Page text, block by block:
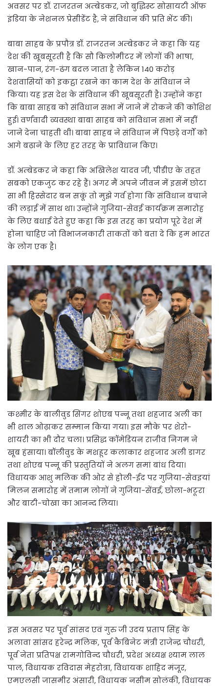
अवसर पर डॉ. राजरतन अम्बेडकर, जो बुद्धिस्ट सोसायटी ऑफ
इंडिया के नेशनल प्रेसीडेंट है, ने संविधान की प्रति भेंट की।
बाबा साहब के प्रपौत्र डॉ. राजरतन अम्बेडकर ने कहा कि यह
देश की खूबसूरती है कि सौ किलोमीटर में लोगों की भाषा,
खान-पान, रंग-ढंग बदल जाता है लेकिन 140 करोड़
देशवासियों को इकट्ठा रखने का काम देश के संविधान ने
किया। यह इस देश के संविधान की खूबसूरती है। उन्होंने कहा
कि बाबा साहब को संविधान सभा में जाने में रोकने की कोशिश
हुई। वर्णवादी व्यवस्था बाबा साहब को संविधान सभा में नहीं
जाने देना चाहती थी। बाबा साहब ने संविधान में पिछड़े वर्गों को
आगे बढ़ाने के लिए हर तरह के प्राविधान किए।
डॉ. अम्बेडकर ने कहा कि अखिलेश यादव जी, पीडीए के तहत
सबको एकजुट कर रहे हैं। अगर मैं अपने जीवन में इसमें छोटा
सा भी हिस्सेदार बन सकूं तो मुझे गर्व होगा कि संविधान बचाने
की लड़ाई में साथ था। उन्होंने गुजिया-सेवई कार्यक्रम समारोह
के लिए बधाई देते हुए कहा कि इस तरह का प्रयोग पूरे देश में
होना चाहिए जो विभाजनकारी ताकतों को बता दे कि हम भारत
के लोग एक है।
कश्मीर के बालीवुड सिंगर शोएब पन्नू तथा शहजाद अली का
भी शाल ओढ़ाकर सम्मान किया गया। इस मौके पर शेरो-
शायरी का भी दौर चला। प्रसिद्ध कॉमेडियन राजीव निगम ने
खूब हंसाया। बॉलीवुड के मशहूर कलाकार शहजाद अली डागर
तथा शोएब पन्नू की प्रस्तुतियों ने अलग समां बांध दिया।
विधायक आशु मलिक की ओर से होली-ईद पर गुजिया-सेवइयां
मिलन समारोह में तमाम लोगों ने गुजिया-सेंवई, छोला-भटूरा
और बाटी-चोखा का आनन्द लिया।
इस अवसर पर पूर्व सांसद एवं गुरु जी उदय प्रताप सिंह के
अलावा सांसद हरेन्द्र मलिक, पूर्व कैबिनेट मंत्री राजेन्द्र चौधरी,
पूर्व नेता प्रतिपक्ष रामगोविन्द चौधरी, प्रदेश अध्यक्ष श्याम लाल
पाल, विधायक रविदास मेहरोत्रा, विधायक शाहिद मंजूर,
एमएलसी जासमीर अंसारी, विधायक नसीम सोलंकी, विधायक